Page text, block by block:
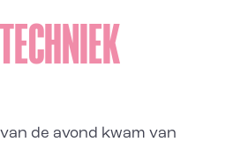
de avond kwam van